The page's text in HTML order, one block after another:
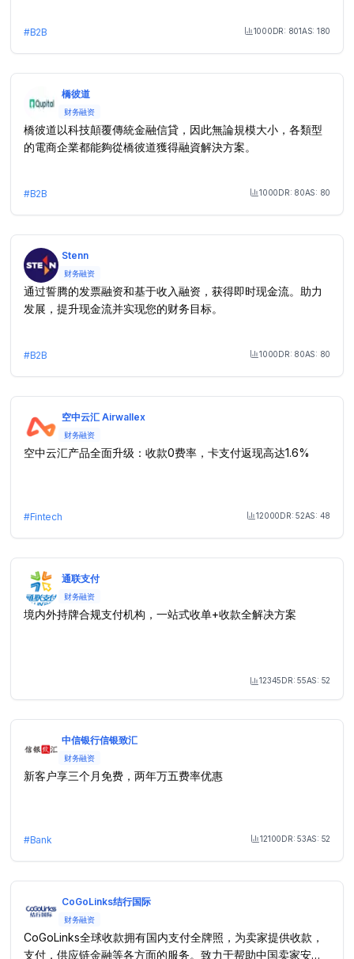
#B2B Month Visit
1000DR: 801AS: 180
橋彼道
财务融资
橋彼道以科技顛覆傳統金融信貸，因此無論規模大小，各類型
的電商企業都能夠從橋彼道獲得融資解決方案。
#B2B Month Visit
1000DR: 80AS: 80
Stenn
财务融资
通过誓腾的发票融资和基于收入融资，获得即时现金流。助力
发展，提升现金流并实现您的财务目标。
#B2B Month Visit
1000DR: 80AS: 80
空中云汇 Airwallex
财务融资
空中云汇产品全面升级：收款0费率，卡支付返现高达1.6%
#Fintech Month Visit
12000DR:52AS: 48
通联支付
财务融资
境内外持牌合规支付机构，一站式收单+收款全解决方案
Month Visit
12345DR:55AS: 52
中信银行信银致汇
财务融资
新客户享三个月免费，两年万五费率优惠
#Bank Month Visit
12100DR:53AS: 52
CoGoLinks结行国际
财务融资
CoGoLinks全球收款拥有国内支付全牌照，为卖家提供收款，
支付，供应链金融等各方面的服务。致力于帮助中国卖家安